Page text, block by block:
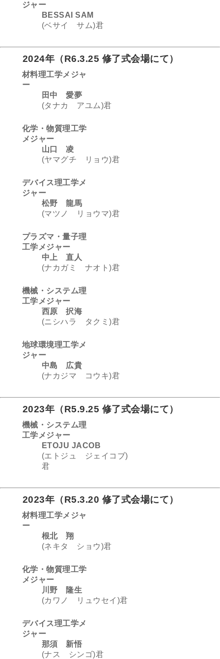
ジャー
BESSAI SAM
(ベサイ サム)君
2024年 （R6.3.25 修了式会場にて）
材料理工学メジャ
ー
田中 愛夢
(タナカ アユム)君
化学・物質理工学
メジャー
山口 凌
(ヤマグチ リョウ)君
デバイス理工学メ
ジャー
松野 龍馬
(マツノ リョウマ)君
プラズマ・量子理
工学メジャー
中上 直人
(ナカガミ ナオト)君
機械・システム理
工学メジャー
西原 択海
(ニシハラ タクミ)君
地球環境理工学メ
ジャー
中島 広貴
(ナカジマ コウキ)君
2023年 （R5.9.25 修了式会場にて）
機械・システム理
工学メジャー
ETOJU JACOB
(エトジュ ジェイコブ)
君
2023年 （R5.3.20 修了式会場にて）
材料理工学メジャ
ー
根北 翔
(ネキタ ショウ)君
化学・物質理工学
メジャー
川野 隆生
(カワノ リュウセイ)君
デバイス理工学メ
ジャー
那須 新悟
(ナス シンゴ)君